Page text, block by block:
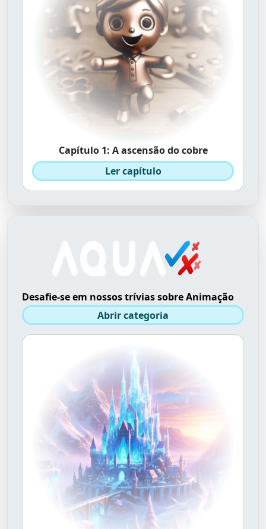
Capítulo 1: A ascensão do cobre
Ler capítulo
Desafie-se em nossos trívias sobre Animação
Abrir categoria